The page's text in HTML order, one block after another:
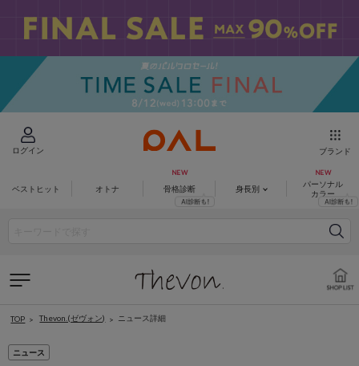
ログイン ブランド
ベストヒット オトナ 骨格診断 身長別
パーソナル
カラー
TOP Thevon.(ゼヴォン) ニュース詳細
ニュース